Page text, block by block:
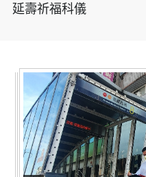
延壽祈福科儀